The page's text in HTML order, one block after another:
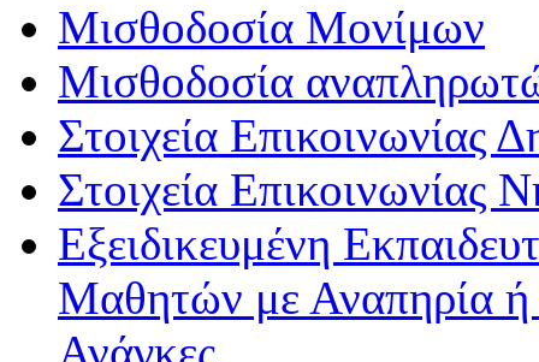
Μισθοδοσία Μονίμων
Μισθοδοσία
Στοιχεία Επικοινωνίας
Στοιχεία Επικοινωνίας
Εξειδικευμένη
Μαθητών με Αναπηρία ή /